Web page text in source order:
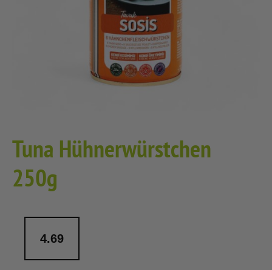
Tuna Hühnerwürstchen
250g
4.69